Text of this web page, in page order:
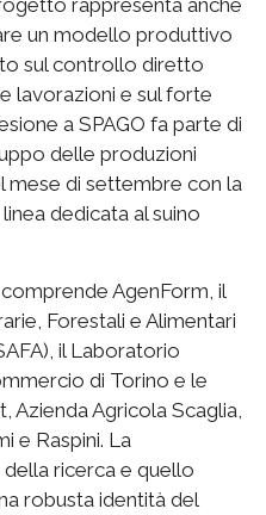
rappresenta anche
un modello produttivo
sul controllo diretto
lavorazioni e sul forte
a SPAGO fa parte di
delle produzioni
mese di settembre con la
dedicata al suino
AgenForm, il
Forestali e Alimentari
il Laboratorio
di Torino e le
Azienda Agricola Scaglia,
e Raspini. La
ricerca e quello
robusta identità del